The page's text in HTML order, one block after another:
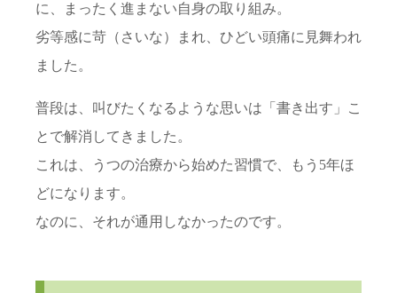
に、まったく進まない自身の取り組み。
劣等感に苛（さいな）まれ、ひどい頭痛に見舞われ
ました。
普段は、叫びたくなるような思いは「書き出す」こ
とで解消してきました。
これは、うつの治療から始めた習慣で、もう5年ほ
どになります。
なのに、それが通用しなかったのです。